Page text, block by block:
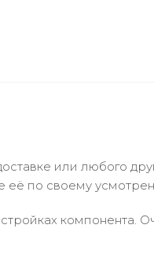
или любого
её по своему
компонента.